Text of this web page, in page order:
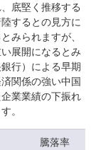
底堅く推移する
するとの見方に
みられますが、
展開になるとみ
行）による早期
関係の強い中国
業業績の下振れ
。
騰落率